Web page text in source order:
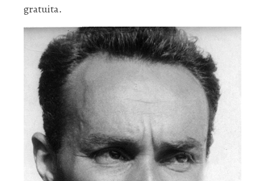
gratuita.